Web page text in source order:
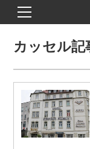
カッセル記